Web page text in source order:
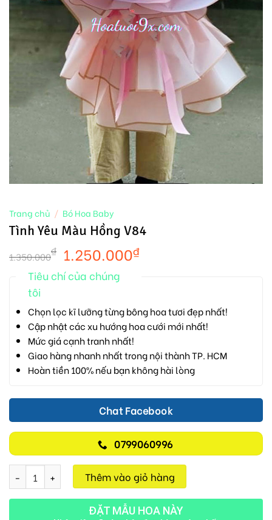
Trang chủ / Bó Hoa Baby
Tình Yêu Màu Hồng V84
1.350.000₫ 1.250.000₫
Tiêu chí của chúng
tôi
Chọn lọc kĩ lưỡng từng bông hoa tươi đẹp nhất!
Cập nhật các xu hướng hoa cưới mới nhất!
Mức giá cạnh tranh nhất!
Giao hàng nhanh nhất trong nội thành TP. HCM
Hoàn tiền 100% nếu bạn không hài lòng
Chat Facebook
0799060996
Tình Yêu Màu Hồng V84 số lượng
Thêm vào giỏ hàng
ĐẶT MẪU HOA NÀY